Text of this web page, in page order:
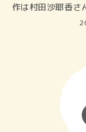
作は村田沙耶香さ